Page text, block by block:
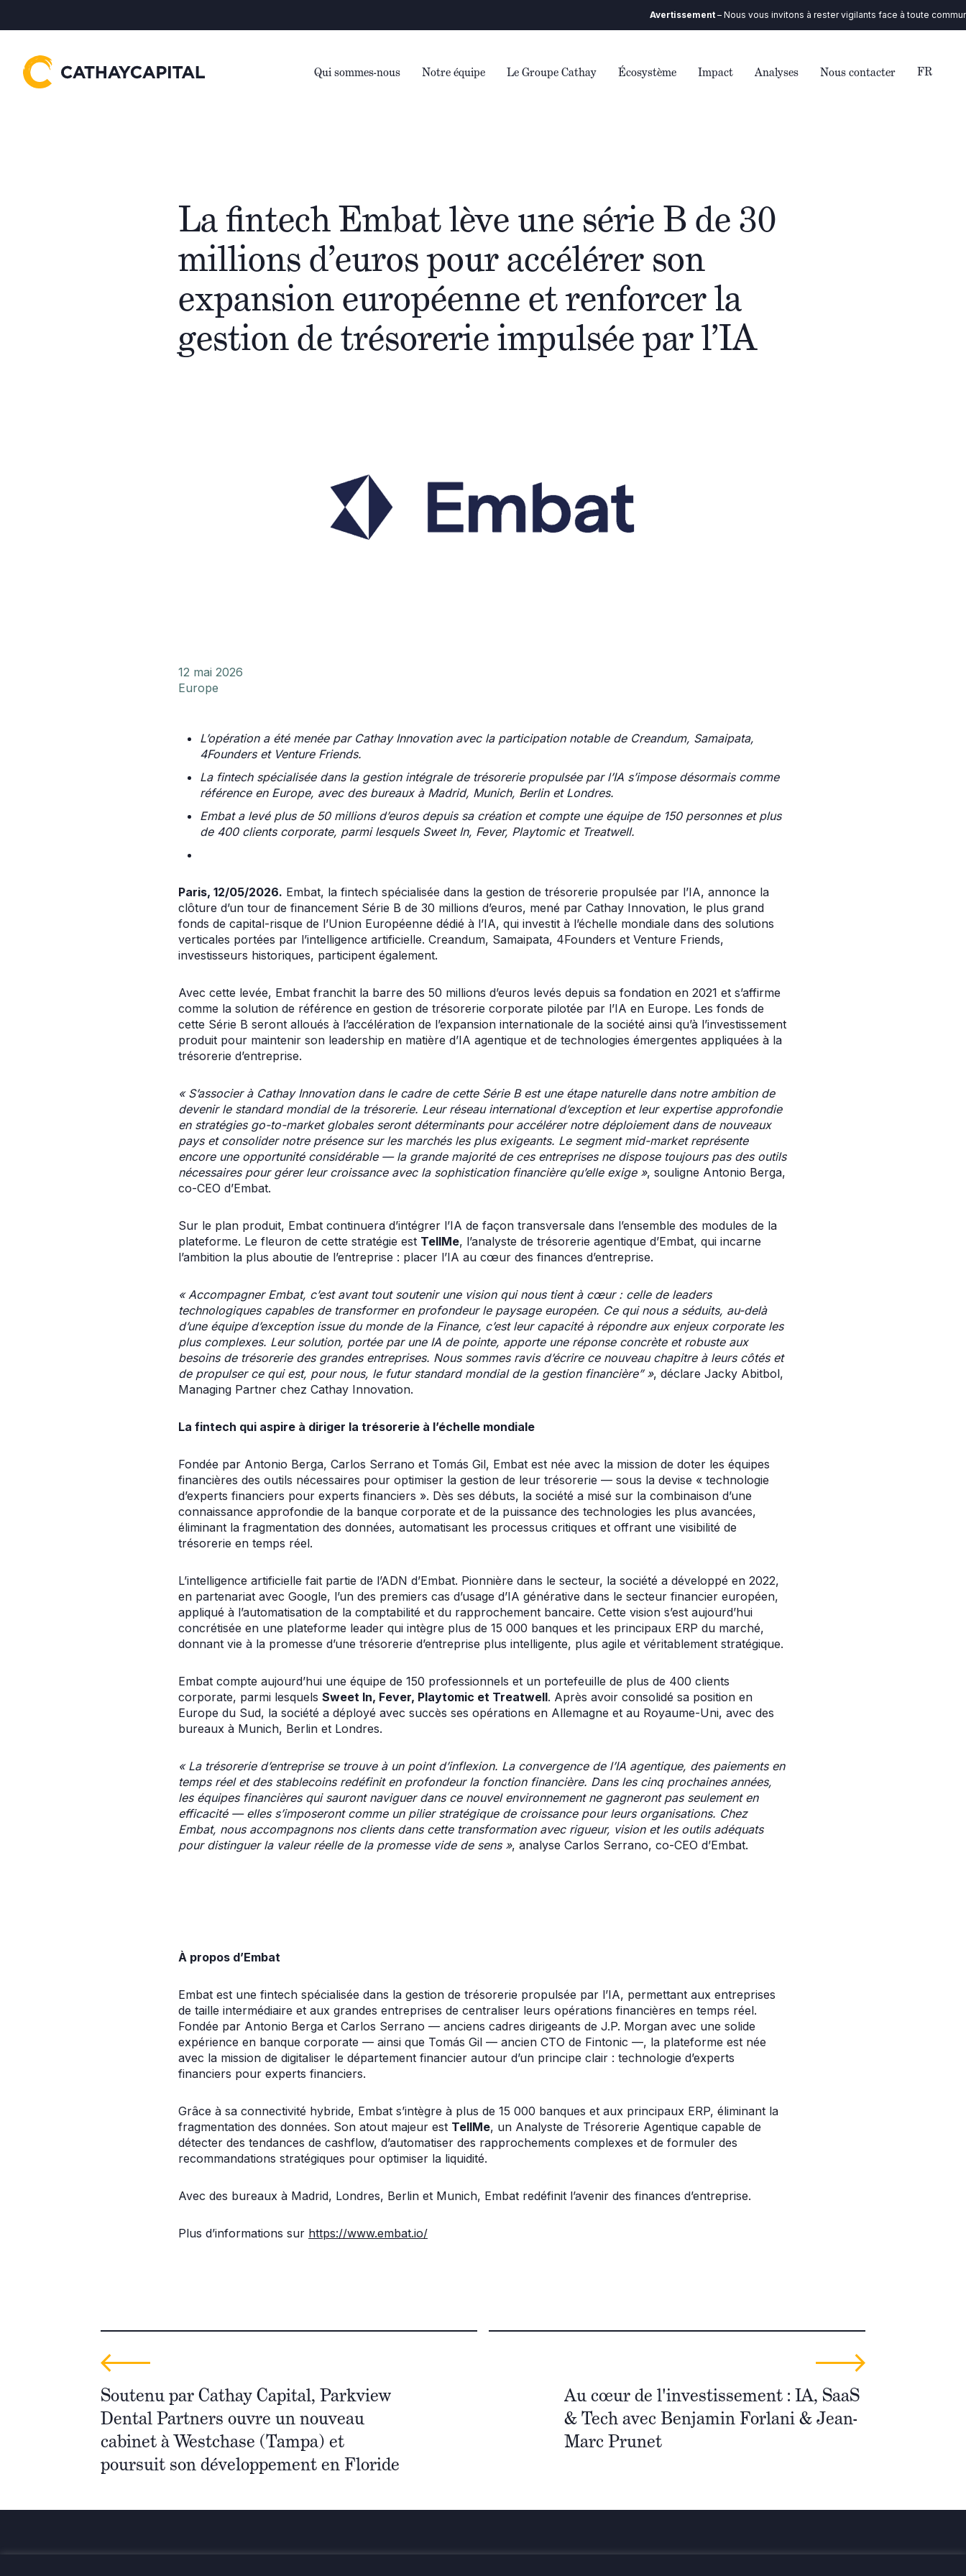
Avertissement– Nous vous invitons à rester vigilants face à toute communication
Qui sommes-nous Notre équipe Le Groupe Cathay Écosystème Impact Analyses Nous contacter FR
La fintech Embat lève une série B de 30
millions d’euros pour accélérer son
expansion européenne et renforcer la
gestion de trésorerie impulsée par l’IA
12 mai 2026
Europe
L’opération a été menée par Cathay Innovation avec la participation notable de Creandum, Samaipata,
4Founders et Venture Friends.
La fintech spécialisée dans la gestion intégrale de trésorerie propulsée par l’IA s’impose désormais comme
référence en Europe, avec des bureaux à Madrid, Munich, Berlin et Londres.
Embat a levé plus de 50 millions d’euros depuis sa création et compte une équipe de 150 personnes et plus
de 400 clients corporate, parmi lesquels Sweet In, Fever, Playtomic et Treatwell.
Paris, 12/05/2026. Embat, la fintech spécialisée dans la gestion de trésorerie propulsée par l’IA, annonce la
clôture d’un tour de financement Série B de 30 millions d’euros, mené par Cathay Innovation, le plus grand
fonds de capital-risque de l’Union Européenne dédié à l’IA, qui investit à l’échelle mondiale dans des solutions
verticales portées par l’intelligence artificielle. Creandum, Samaipata, 4Founders et Venture Friends,
investisseurs historiques, participent également.
Avec cette levée, Embat franchit la barre des 50 millions d’euros levés depuis sa fondation en 2021 et s’affirme
comme la solution de référence en gestion de trésorerie corporate pilotée par l’IA en Europe. Les fonds de
cette Série B seront alloués à l’accélération de l’expansion internationale de la société ainsi qu’à l’investissement
produit pour maintenir son leadership en matière d’IA agentique et de technologies émergentes appliquées à la
trésorerie d’entreprise.
« S’associer à Cathay Innovation dans le cadre de cette Série B est une étape naturelle dans notre ambition de
devenir le standard mondial de la trésorerie. Leur réseau international d’exception et leur expertise approfondie
en stratégies go-to-market globales seront déterminants pour accélérer notre déploiement dans de nouveaux
pays et consolider notre présence sur les marchés les plus exigeants. Le segment mid-market représente
encore une opportunité considérable — la grande majorité de ces entreprises ne dispose toujours pas des outils
nécessaires pour gérer leur croissance avec la sophistication financière qu’elle exige », souligne Antonio Berga,
co-CEO d’Embat.
Sur le plan produit, Embat continuera d’intégrer l’IA de façon transversale dans l’ensemble des modules de la
plateforme. Le fleuron de cette stratégie est TellMe, l’analyste de trésorerie agentique d’Embat, qui incarne
l’ambition la plus aboutie de l’entreprise : placer l’IA au cœur des finances d’entreprise.
« Accompagner Embat, c’est avant tout soutenir une vision qui nous tient à cœur : celle de leaders
technologiques capables de transformer en profondeur le paysage européen. Ce qui nous a séduits, au-delà
d’une équipe d’exception issue du monde de la Finance, c’est leur capacité à répondre aux enjeux corporate les
plus complexes. Leur solution, portée par une IA de pointe, apporte une réponse concrète et robuste aux
besoins de trésorerie des grandes entreprises. Nous sommes ravis d’écrire ce nouveau chapitre à leurs côtés et
de propulser ce qui est, pour nous, le futur standard mondial de la gestion financière” », déclare Jacky Abitbol,
Managing Partner chez Cathay Innovation.
La fintech qui aspire à diriger la trésorerie à l’échelle mondiale
Fondée par Antonio Berga, Carlos Serrano et Tomás Gil, Embat est née avec la mission de doter les équipes
financières des outils nécessaires pour optimiser la gestion de leur trésorerie — sous la devise « technologie
d’experts financiers pour experts financiers ». Dès ses débuts, la société a misé sur la combinaison d’une
connaissance approfondie de la banque corporate et de la puissance des technologies les plus avancées,
éliminant la fragmentation des données, automatisant les processus critiques et offrant une visibilité de
trésorerie en temps réel.
L’intelligence artificielle fait partie de l’ADN d’Embat. Pionnière dans le secteur, la société a développé en 2022,
en partenariat avec Google, l’un des premiers cas d’usage d’IA générative dans le secteur financier européen,
appliqué à l’automatisation de la comptabilité et du rapprochement bancaire. Cette vision s’est aujourd’hui
concrétisée en une plateforme leader qui intègre plus de 15 000 banques et les principaux ERP du marché,
donnant vie à la promesse d’une trésorerie d’entreprise plus intelligente, plus agile et véritablement stratégique.
Embat compte aujourd’hui une équipe de 150 professionnels et un portefeuille de plus de 400 clients
corporate, parmi lesquels Sweet In, Fever, Playtomic et Treatwell. Après avoir consolidé sa position en
Europe du Sud, la société a déployé avec succès ses opérations en Allemagne et au Royaume-Uni, avec des
bureaux à Munich, Berlin et Londres.
« La trésorerie d’entreprise se trouve à un point d’inflexion. La convergence de l’IA agentique, des paiements en
temps réel et des stablecoins redéfinit en profondeur la fonction financière. Dans les cinq prochaines années,
les équipes financières qui sauront naviguer dans ce nouvel environnement ne gagneront pas seulement en
efficacité — elles s’imposeront comme un pilier stratégique de croissance pour leurs organisations. Chez
Embat, nous accompagnons nos clients dans cette transformation avec rigueur, vision et les outils adéquats
pour distinguer la valeur réelle de la promesse vide de sens », analyse Carlos Serrano, co-CEO d’Embat.
À propos d’Embat
Embat est une fintech spécialisée dans la gestion de trésorerie propulsée par l’IA, permettant aux entreprises
de taille intermédiaire et aux grandes entreprises de centraliser leurs opérations financières en temps réel.
Fondée par Antonio Berga et Carlos Serrano — anciens cadres dirigeants de J.P. Morgan avec une solide
expérience en banque corporate — ainsi que Tomás Gil — ancien CTO de Fintonic —, la plateforme est née
avec la mission de digitaliser le département financier autour d’un principe clair : technologie d’experts
financiers pour experts financiers.
Grâce à sa connectivité hybride, Embat s’intègre à plus de 15 000 banques et aux principaux ERP, éliminant la
fragmentation des données. Son atout majeur est TellMe, un Analyste de Trésorerie Agentique capable de
détecter des tendances de cashflow, d’automatiser des rapprochements complexes et de formuler des
recommandations stratégiques pour optimiser la liquidité.
Avec des bureaux à Madrid, Londres, Berlin et Munich, Embat redéfinit l’avenir des finances d’entreprise.
Plus d’informations sur https://www.embat.io/
Soutenu par Cathay Capital, Parkview
Dental Partners ouvre un nouveau
cabinet à Westchase (Tampa) et
poursuit son développement en Floride
Au cœur de l'investissement : IA, SaaS
& Tech avec Benjamin Forlani & Jean-
Marc Prunet